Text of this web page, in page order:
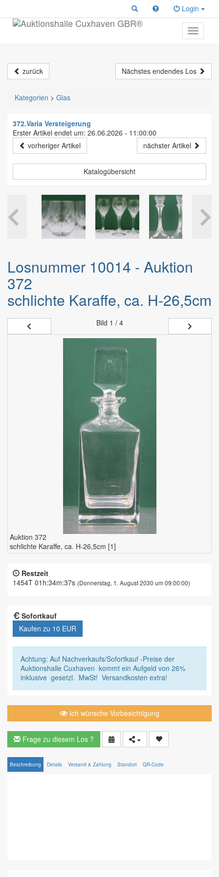
Login
Toggle
primary
zurück Nächstes endendes Los
Kategorien > Glas
372.Varia Versteigerung
Erster Artikel endet um: 26.06.2026 - 11:00:00
vorheriger Artikel
nächster Artikel
Katalogübersicht
Losnummer 10014 - Auktion
372
schlichte Karaffe, ca. H-26,5cm
Bild 1 / 4
Auktion 372
schlichte Karaffe, ca. H-26,5cm [1]
Restzeit
1454T 01h:34m:36s (Donnerstag, 1. August 2030 um 09:00:00)
Sofortkauf
Kaufen zu 10 EUR
Achtung: Auf Nachverkaufs/Sofortkauf -Preise der
Auktionshalle Cuxhaven kommt ein Aufgeld von 26%
inklusive gesetzl. MwSt! Versandkosten extra!
Ich wünsche Vorbesichtigung
Frage zu diesem Los ?
Beschreibung Details Versand & Zahlung Standort QR-Code